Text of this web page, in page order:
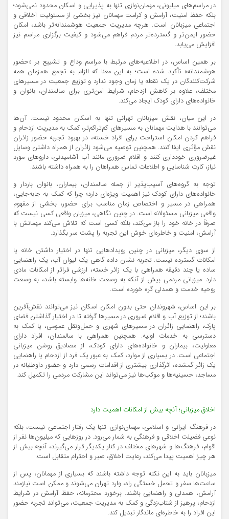
در مراسم‌های میلیونی، مهمان‌نوازی تنها به پذیرایی و اسکان محدود نمی‌شود؛
بلکه حفظ امنیت، آرامش و کرامت مهمانان نیز بخشی از مسئولیت اخلاقی و
اجتماعی میزبانان است. هرچه مدیریت جمعیت هوشمندانه‌تر باشد، امکان
حضور ایمن‌تر و گسترده‌تر مردم فراهم می‌شود و کیفیت برگزاری مراسم نیز
افزایش می‌یابد.
بر همین اساس، در اطلاعیه‌های مرتبط با مراسم وداع و تشییع بر «حضور
هوشمندانه» تأکید شده است؛ به این معنا که الزام به تجمع همزمان همه
شرکت‌کنندگان در یک نقطه یا زمان وجود ندارد و توزیع جمعیت در مسیرهای
مختلف، علاوه بر کاهش ازدحام، شرایط امن‌تری برای سالمندان، بانوان و
خانواده‌های دارای کودک ایجاد می‌کند.
در این میان، نقش میزبانان تهرانی تنها به اسکان محدود نیست. آن‌ها
می‌توانند با هدایت مهمانان به مسیرهای کم‌تراکم‌تر، کمک به مدیریت ازدحام و
فراهم کردن امکان استراحت برای افراد خسته، در بهبود تجربه حضور زائران
نقش مؤثری ایفا کنند. همچنین توصیه می‌شود زائران از همراه داشتن وسایل
غیرضروری خودداری کنند و اقلام ضروری مانند آب آشامیدنی، داروهای مورد
نیاز، کارت شناسایی و اطلاعات تماس همراهان را به همراه داشته باشند.
توجه به گروه‌های آسیب‌پذیر از جمله سالمندان، بیماران، بانوان باردار و
خانواده‌های دارای کودک نیز اهمیت ویژه‌ای دارد؛ چرا که کمک به جابه‌جایی،
همراهی در مسیر و اختصاص زمان مناسب برای حضور، بخشی از مفهوم
واقعی میزبانی مسئولانه است. در چنین نگاهی، میزبان واقعی کسی نیست که
صرفاً در خانه خود را باز می‌کند، بلکه کسی است که تلاش می‌کند مهمانش با
آرامش، امنیت و خاطره‌ای خوش این تجربه را پشت سر بگذارد.
از سوی دیگر، میزبانی در چنین رویدادهایی تنها در اختیار داشتن خانه یا
امکانات گسترده نیست. تجربه نشان داده گاهی یک لیوان آب، یک راهنمایی
ساده یا چند دقیقه همراهی با یک زائر خسته، ارزشی فراتر از امکانات مادی
دارد. میزبانی مردمی بیش از آنکه به وسعت خانه‌ها وابسته باشد، به وسعت
روحیه خدمت و همدلی گره خورده است.
بر این اساس، شهروندان حتی بدون امکان اسکان نیز می‌توانند نقش‌آفرین
باشند؛ از توزیع آب و اقلام ضروری در مسیرها گرفته تا در اختیار گذاشتن فضای
پارک، راهنمایی زائران در مسیرهای شهری و حمل‌ونقل عمومی، یا کمک به
دسترسی به خدمات اولیه. همچنین همراهی با سالمندان، افراد دارای
معلولیت، بیماران و خانواده‌های دارای کودک، از مصادیق روشن میزبانی
اجتماعی است. در بسیاری از موارد، کمک به عبور یک فرد از ازدحام یا راهنمایی
یک زائر گمشده، اثرگذاری بیشتری از اقدامات رسمی دارد و حضور داوطلبانه در
مساجد، حسینیه‌ها و موکب‌ها نیز می‌تواند این مشارکت مردمی را تکمیل کند.
اخلاق میزبانی؛ آنچه بیش از امکانات اهمیت دارد
در فرهنگ ایرانی و اسلامی، مهمان‌نوازی تنها یک رفتار اجتماعی نیست، بلکه
نوعی فضیلت اخلاقی و فرهنگی به شمار می‌رود. در روزهایی که میلیون‌ها نفر از
اقوام، فرهنگ‌ها و شهرهای مختلف در کنار یکدیگر قرار می‌گیرند، آنچه بیش از
هر چیز اهمیت پیدا می‌کند، رعایت اخلاق، صبر و احترام متقابل است.
میزبانان باید به این نکته توجه داشته باشند که بسیاری از مهمانان، پس از
ساعت‌ها سفر و تحمل خستگی راه، وارد تهران می‌شوند و ممکن است نیازمند
آرامش، همدلی و راهنمایی باشند. برخورد محترمانه، حفظ آرامش در شرایط
ازدحام، پرهیز از شتاب‌زدگی و کمک به مدیریت جمعیت، می‌تواند تجربه حضور
این افراد را به خاطره‌ای ماندگار تبدیل کند.